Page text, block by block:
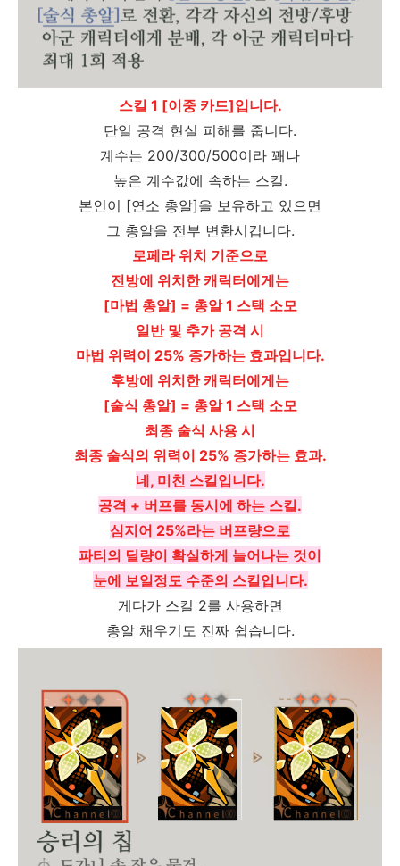
스킬 1 [이중 카드]입니다.
단일 공격 현실 피해를 줍니다.
계수는 200/300/500이라 꽤나
높은 계수값에 속하는 스킬.
본인이 [연소 총알]을 보유하고 있으면
그 총알을 전부 변환시킵니다.
로페라 위치 기준으로
전방에 위치한 캐릭터에게는
[마법 총알] = 총알 1 스택 소모
일반 및 추가 공격 시
마법 위력이 25% 증가하는 효과입니다.
후방에 위치한 캐릭터에게는
[술식 총알] = 총알 1 스택 소모
최종 술식 사용 시
최종 술식의 위력이 25% 증가하는 효과.
네, 미친 스킬입니다.
공격 + 버프를 동시에 하는 스킬.
심지어 25%라는 버프량으로
파티의 딜량이 확실하게 늘어나는 것이
눈에 보일정도 수준의 스킬입니다.
게다가 스킬 2를 사용하면
총알 채우기도 진짜 쉽습니다.